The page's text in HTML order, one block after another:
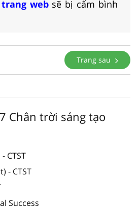
websẽ bị cấm bình
Trang sau
Chân trời sáng tạo
CTST
- CTST
Success